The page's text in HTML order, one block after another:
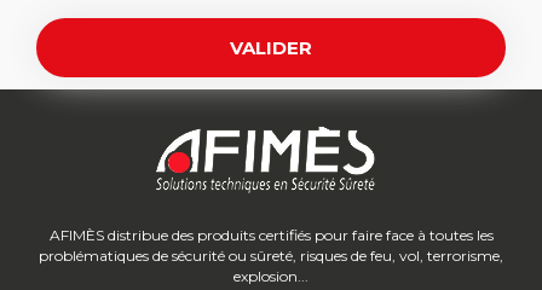
AFIMÈS distribue des produits certifiés pour faire face à toutes les
problématiques de sécurité ou sûreté, risques de feu, vol, terrorisme,
explosion...